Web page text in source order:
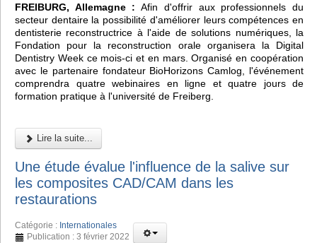
FREIBURG, Allemagne : Afin d'offrir aux professionnels du
secteur dentaire la possibilité d'améliorer leurs compétences en
dentisterie reconstructrice à l'aide de solutions numériques, la
Fondation pour la reconstruction orale organisera la Digital
Dentistry Week ce mois-ci et en mars. Organisé en coopération
avec le partenaire fondateur BioHorizons Camlog, l'événement
comprendra quatre webinaires en ligne et quatre jours de
formation pratique à l'université de Freiberg.
Lire la suite...
Une étude évalue l'influence de la salive sur
les composites CAD/CAM dans les
restaurations
Catégorie : Internationales
Publication : 3 février 2022